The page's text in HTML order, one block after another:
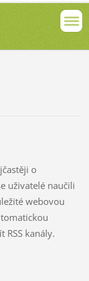
o
uživatelé naučili
webovou
RSS kanály.